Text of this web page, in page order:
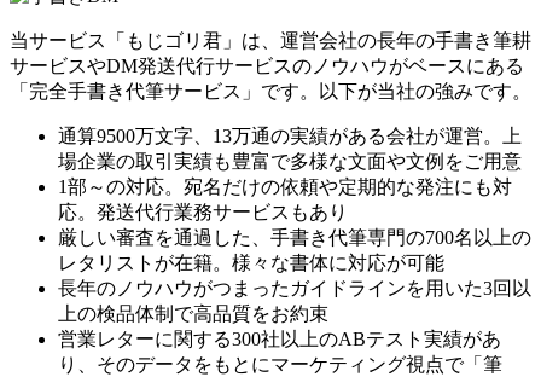
当サービス「もじゴリ君」は、運営会社の長年の手書き筆耕
サービスやDM発送代行サービスのノウハウがベースにある
「完全手書き代筆サービス」です。以下が当社の強みです。
通算9500万文字、13万通の実績がある会社が運営。上
場企業の取引実績も豊富で多様な文面や文例をご用意
1部～の対応。宛名だけの依頼や定期的な発注にも対
応。発送代行業務サービスもあり
厳しい審査を通過した、手書き代筆専門の700名以上の
レタリストが在籍。様々な書体に対応が可能
長年のノウハウがつまったガイドラインを用いた3回以
上の検品体制で高品質をお約束
営業レターに関する300社以上のABテスト実績があ
り、そのデータをもとにマーケティング視点で「筆